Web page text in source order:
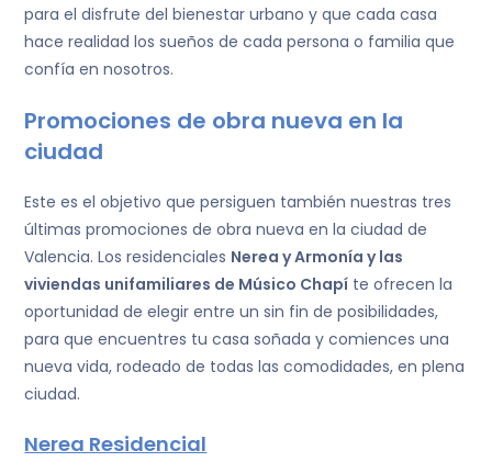
para el disfrute del bienestar urbano y que cada casa
hace realidad los sueños de cada persona o familia que
confía en nosotros.
Promociones de obra nueva en la
ciudad
Este es el objetivo que persiguen también nuestras tres
últimas promociones de obra nueva en la ciudad de
Valencia. Los residenciales Nerea y Armonía y las
viviendas unifamiliares de Músico Chapí te ofrecen la
oportunidad de elegir entre un sin fin de posibilidades,
para que encuentres tu casa soñada y comiences una
nueva vida, rodeado de todas las comodidades, en plena
ciudad.
Nerea Residencial